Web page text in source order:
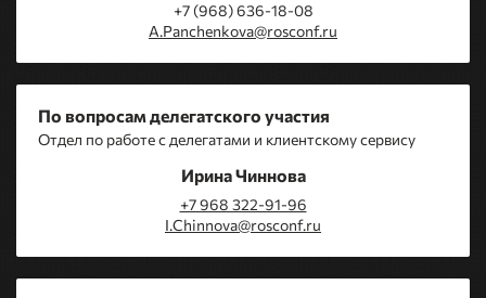
+7 (968) 636-18-08
A.Panchenkova@rosconf.ru
По вопросам делегатского участия
Отдел по работе с делегатами и клиентскому сервису
Ирина Чиннова
+7 968 322-91-96
I.Chinnova@rosconf.ru